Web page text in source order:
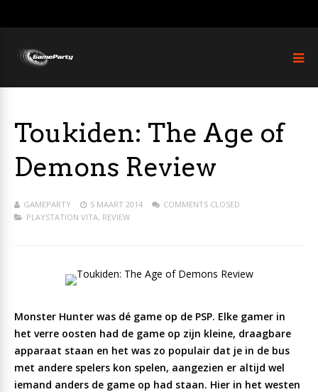
Toukiden: The Age of
Demons Review
GAMEPARTY 5 MAART 2014
COMMENTS CLOSED
PLAYSTATION VITA, REVIEW
Monster Hunter was dé game op de PSP. Elke gamer in
het verre oosten had de game op zijn kleine, draagbare
apparaat staan en het was zo populair dat je in de bus
met andere spelers kon spelen, aangezien er altijd wel
iemand anders de game op had staan. Hier in het westen